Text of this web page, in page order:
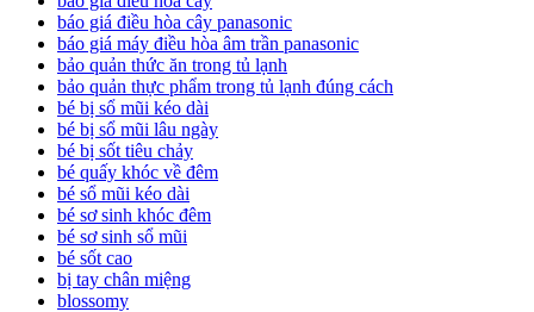
báo giá điều hòa cây panasonic
báo giá máy điều hòa âm trần panasonic
bảo quản thức ăn trong tủ lạnh
bảo quản thực phẩm trong tủ lạnh đúng cách
bé bị sổ mũi kéo dài
bé bị sổ mũi lâu ngày
bé bị sốt tiêu chảy
bé quấy khóc về đêm
bé sổ mũi kéo dài
bé sơ sinh khóc đêm
bé sơ sinh sổ mũi
bé sốt cao
bị tay chân miệng
blossomy